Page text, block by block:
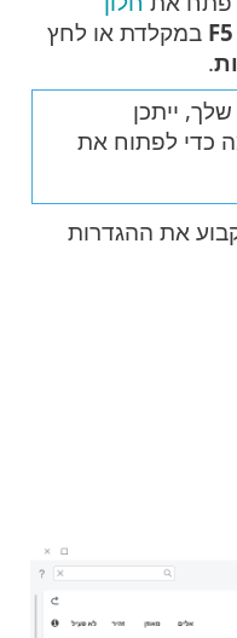
F5 במקלדת או לחץ
.
שלך, ייתכן
כדי לפתוח את
את ההגדרות